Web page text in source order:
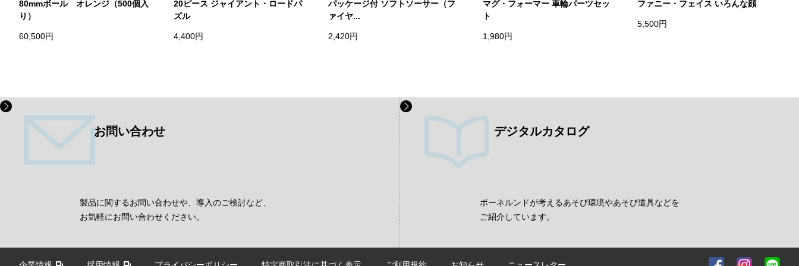
80mmボール オレンジ（500個入
り）
60,500円
20ピース ジャイアント・ロードパ
ズル
4,400円
パッケージ付 ソフトソーサー（フ
ァイヤ...
2,420円
マグ・フォーマー 車輪パーツセッ
ト
1,980円
ファニー・フェイス いろんな顔
5,500円
お問い合わせ
製品に関するお問い合わせや、導入のご検討など、
お気軽にお問い合わせください。
デジタルカタログ
ボーネルンドが考えるあそび環境やあそび道具などを
ご紹介しています。